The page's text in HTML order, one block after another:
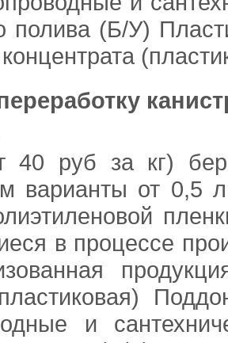
полива (Б/У)
40 руб за кг)
варианты от 0,5
в процессе
пластиковая)
и